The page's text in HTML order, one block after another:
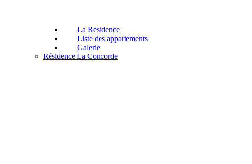
La Résidence
Liste des appartements
Galerie
Résidence La Concorde